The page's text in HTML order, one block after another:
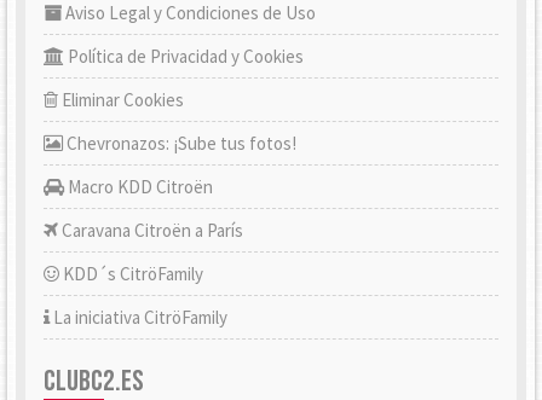
Aviso Legal y Condiciones de Uso
Política de Privacidad y Cookies
Eliminar Cookies
Chevronazos: ¡Sube tus fotos!
Macro KDD Citroën
Caravana Citroën a París
KDD´s CitröFamily
La iniciativa CitröFamily
CLUBC2.ES